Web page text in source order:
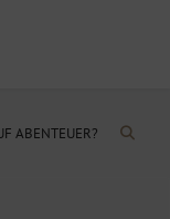
ABENTEUER?